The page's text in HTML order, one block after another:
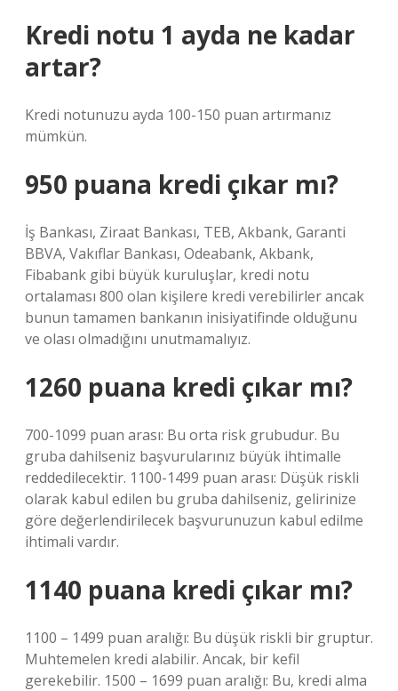
Kredi notu 1 ayda ne kadar
artar?
Kredi notunuzu ayda 100-150 puan artırmanız
mümkün.
950 puana kredi çıkar mı?
İş Bankası, Ziraat Bankası, TEB, Akbank, Garanti
BBVA, Vakıflar Bankası, Odeabank, Akbank,
Fibabank gibi büyük kuruluşlar, kredi notu
ortalaması 800 olan kişilere kredi verebilirler ancak
bunun tamamen bankanın inisiyatifinde olduğunu
ve olası olmadığını unutmamalıyız.
1260 puana kredi çıkar mı?
700-1099 puan arası: Bu orta risk grubudur. Bu
gruba dahilseniz başvurularınız büyük ihtimalle
reddedilecektir. 1100-1499 puan arası: Düşük riskli
olarak kabul edilen bu gruba dahilseniz, gelirinize
göre değerlendirilecek başvurunuzun kabul edilme
ihtimali vardır.
1140 puana kredi çıkar mı?
1100 – 1499 puan aralığı: Bu düşük riskli bir gruptur.
Muhtemelen kredi alabilir. Ancak, bir kefil
gerekebilir. 1500 – 1699 puan aralığı: Bu, kredi alma